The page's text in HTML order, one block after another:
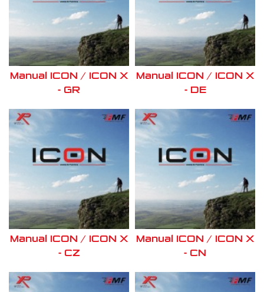
Manual ICON / ICON X
- GR
Manual ICON / ICON X
- DE
Manual ICON / ICON X
- CZ
Manual ICON / ICON X
- CN